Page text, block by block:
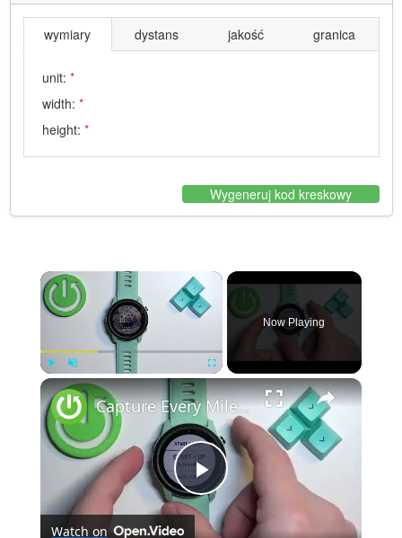
wymiary dystans jakość granica
unit: *
width: *
height: *
Wygeneruj kod kreskowy
×
Unmute Fullscreen
Now Playing
×
Play
Capture Every Milestone with This Easy Garmin Forerunner 745 Screenshot Hack!
Watch on